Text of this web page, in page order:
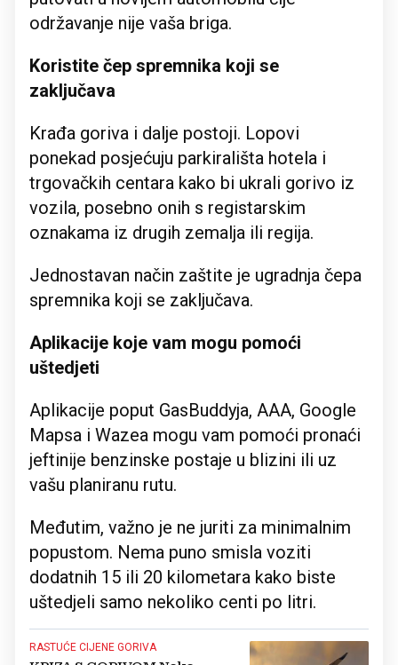
održavanje nije vaša briga.
Koristite čep spremnika koji se
zaključava
Krađa goriva i dalje postoji. Lopovi
ponekad posjećuju parkirališta hotela i
trgovačkih centara kako bi ukrali gorivo iz
vozila, posebno onih s registarskim
oznakama iz drugih zemalja ili regija.
Jednostavan način zaštite je ugradnja čepa
spremnika koji se zaključava.
Aplikacije koje vam mogu pomoći
uštedjeti
Aplikacije poput GasBuddyja, AAA, Google
Mapsa i Wazea mogu vam pomoći pronaći
jeftinije benzinske postaje u blizini ili uz
vašu planiranu rutu.
Međutim, važno je ne juriti za minimalnim
popustom. Nema puno smisla voziti
dodatnih 15 ili 20 kilometara kako biste
uštedjeli samo nekoliko centi po litri.
RASTUĆE CIJENE GORIVA